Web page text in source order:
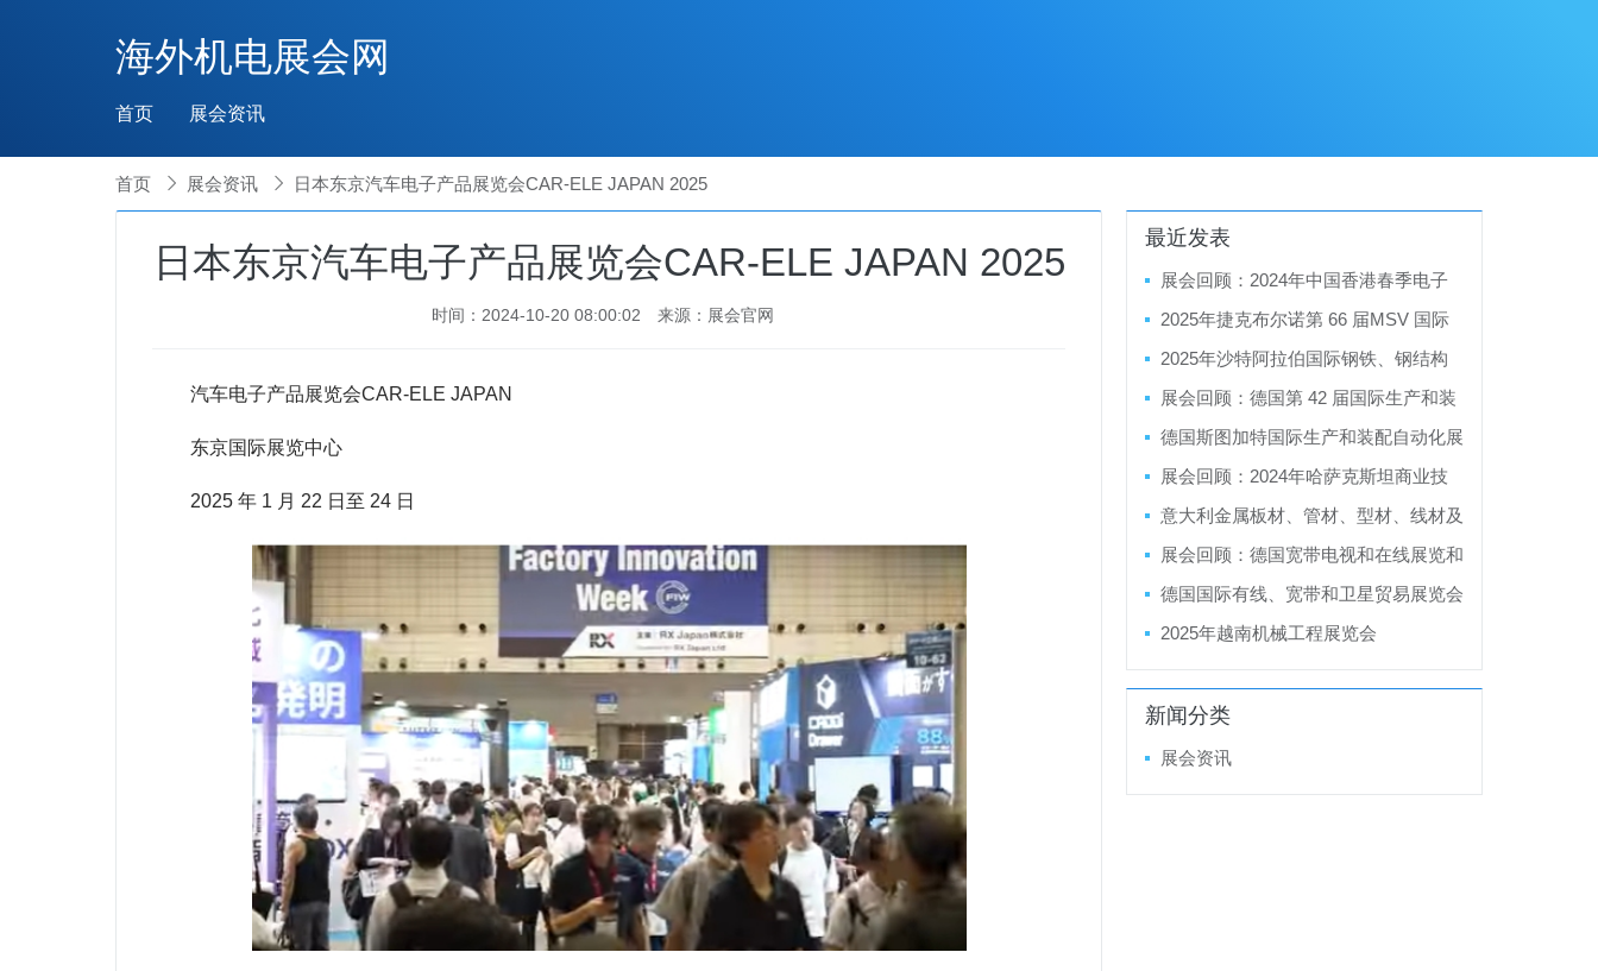
海外机电展会网
首页 展会资讯
首页  展会资讯  日本东京汽车电子产品展览会CAR-ELE JAPAN 2025
日本东京汽车电子产品展览会CAR-ELE JAPAN 2025
时间：2024-10-20 08:00:02 来源：展会官网
汽车电子产品展览会CAR-ELE JAPAN
东京国际展览中心
2025 年 1 月 22 日至 24 日
最近发表
展会回顾：2024年中国香港春季电子
产品展暨香港春季电子产品展
2025年捷克布尔诺第 66 届MSV 国际
工业博览会
2025年沙特阿拉伯国际钢铁、钢结构
制造、金属成型及精加工展览会
展会回顾：德国第 42 届国际生产和装
配自动化展览会Motek/Bondexpo 2024
德国斯图加特国际生产和装配自动化展
览会 Motek/Bondexpo 2025
展会回顾：2024年哈萨克斯坦商业技
术博览会
意大利金属板材、管材、型材、线材及
金属结构加工机械及设备展览会LAMIER
展会回顾：德国宽带电视和在线展览和
会议 ANGA COM 2024
德国国际有线、宽带和卫星贸易展览会
ANGA COM 2025
2025年越南机械工程展览会
新闻分类
展会资讯